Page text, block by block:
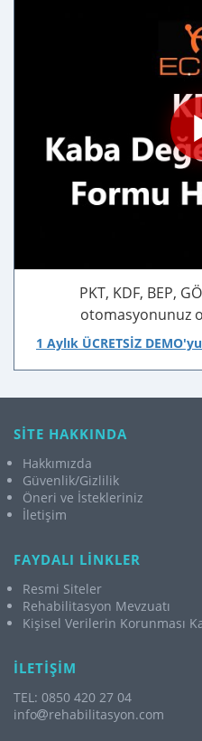
PKT, KDF, BEP,
otomasyonunuz
1 Aylık ÜCRETSİZ
SİTE HAKKINDA
Hakkımızda
Güvenlik/Gizlilik
Öneri ve İstekleriniz
İletişim
FAYDALI LİNKLER
Resmi Siteler
Rehabilitasyon Mevzuatı
Kişisel Verilerin Korunması
İLETİŞİM
TEL: 0850 420 27 04
info
rehabilitasyon.com